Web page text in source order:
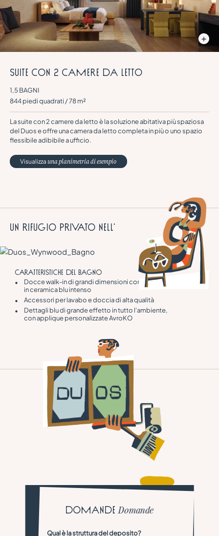
Suite con 2 camere da letto
1,5 BAGNI
844 piedi quadrati / 78 m²
La suite con 2 camere da letto è la soluzione abitativa più spaziosa
del Duos e offre una camera da letto completa in più o uno spazio
flessibile adibibile a ufficio.
Visualizzauna planimetria di esempio
Un rifugio privato nell'
CARATTERISTICHE DEL BAGNO
Docce walk-in di grandi dimensioni con piastrelle
in ceramica blu intenso
Accessori per lavabo e doccia di alta qualità
Dettagli blu di grande effetto in tutto l'ambiente,
con applique personalizzate AvroKO
DOMANDE Domande
Qual è la struttura del deposito?